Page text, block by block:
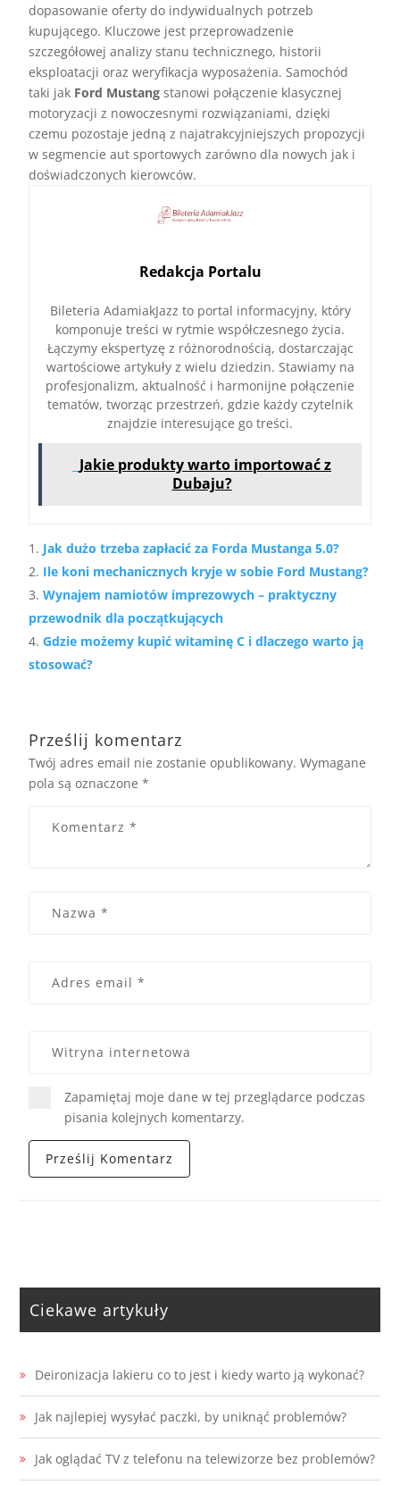
dopasowanie oferty do indywidualnych potrzeb
kupującego. Kluczowe jest przeprowadzenie
szczegółowej analizy stanu technicznego, historii
eksploatacji oraz weryfikacja wyposażenia. Samochód
taki jak Ford Mustang stanowi połączenie klasycznej
motoryzacji z nowoczesnymi rozwiązaniami, dzięki
czemu pozostaje jedną z najatrakcyjniejszych propozycji
w segmencie aut sportowych zarówno dla nowych jak i
doświadczonych kierowców.
Redakcja Portalu
Bileteria AdamiakJazz to portal informacyjny, który
komponuje treści w rytmie współczesnego życia.
Łączymy ekspertyzę z różnorodnością, dostarczając
wartościowe artykuły z wielu dziedzin. Stawiamy na
profesjonalizm, aktualność i harmonijne połączenie
tematów, tworząc przestrzeń, gdzie każdy czytelnik
znajdzie interesujące go treści.
Jakie produkty warto importować z
Dubaju?
Jak dużo trzeba zapłacić za Forda Mustanga 5.0?
Ile koni mechanicznych kryje w sobie Ford Mustang?
Wynajem namiotów imprezowych – praktyczny
przewodnik dla początkujących
Gdzie możemy kupić witaminę C i dlaczego warto ją
stosować?
Prześlij komentarz
Twój adres email nie zostanie opublikowany. Wymagane
pola są oznaczone*
Zapamiętaj moje dane w tej przeglądarce podczas
pisania kolejnych komentarzy.
Ciekawe artykuły
Deironizacja lakieru co to jest i kiedy warto ją wykonać?
Jak najlepiej wysyłać paczki, by uniknąć problemów?
Jak oglądać TV z telefonu na telewizorze bez problemów?